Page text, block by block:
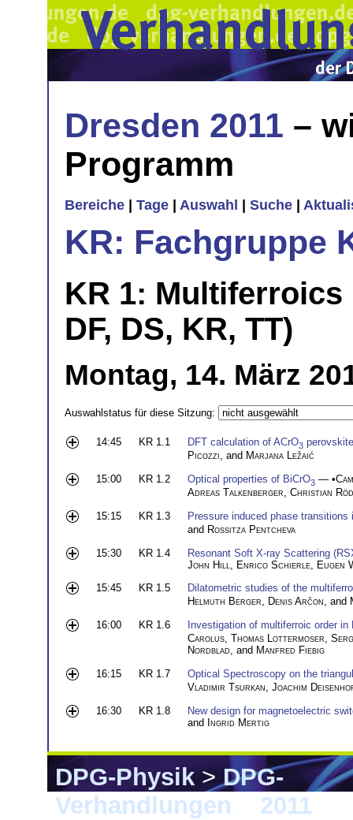
Dresden 2011 –
Programm
Bereiche Tage Auswahl Suche
KR: Fachgruppe
KR 1:
DF, DS, KR, TT)
Montag, 14. März
Auswahlstatus für diese Sitzung:
14:45 KR 1.1 DFT calculation of ACrO3
Picozzi, and Marjana Ležaić
15:00
KR 1.2 Optical properties of BiCrO3 — •
Adreas Talkenberger, Christian
15:15
KR 1.3
Pressure induced phase transitions
and Rossitza Pentcheva
15:30
KR 1.4
Resonant Soft X-ray Scattering
John Hill
Enrico Schierle Eugen
15:45
KR 1.5
Dilatometric studies of the
Helmuth Berger, Denis Arčon, and
16:00
KR 1.6
Investigation of multiferroic order in
Carolus, Thomas Lottermoser,
Nordblad, and Manfred Fiebig
16:15
KR 1.7
Optical Spectroscopy on the
Vladimir Tsurkan, Joachim
16:30
KR 1.8
New design for magnetoelectric
and Ingrid Mertig
DPG-Physik>DPG-
Verhandlungen
2011